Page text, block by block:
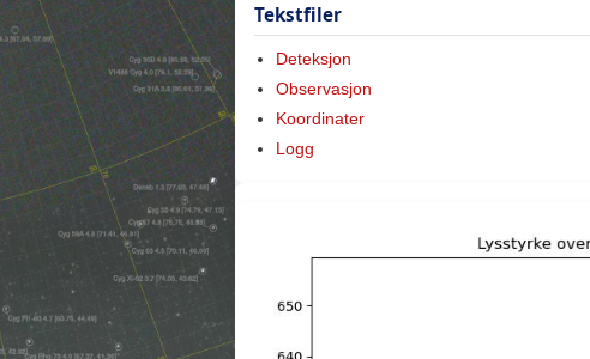
Tekstfiler
Deteksjon
Observasjon
Koordinater
Logg